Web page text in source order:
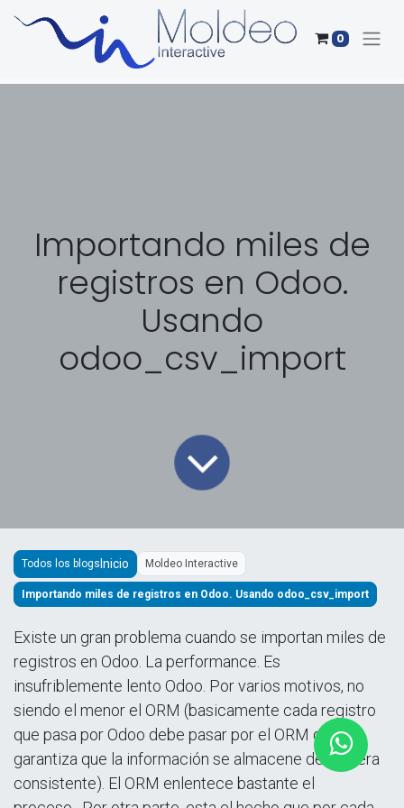
0
Importando miles de
registros en Odoo.
Usando
odoo_csv_import
Todos los blogs Moldeo Interactive
Importando miles de registros en Odoo. Usando odoo_csv_import
Existe un gran problema cuando se importan miles de
registros en Odoo. La performance. Es
insufriblemente lento Odoo. Por varios motivos, no
siendo el menor el ORM (basicamente cada registro
que pasa por Odoo debe pasar por el ORM que
garantiza que la información se almacene de manera
consistente). El ORM enlentece bastante el